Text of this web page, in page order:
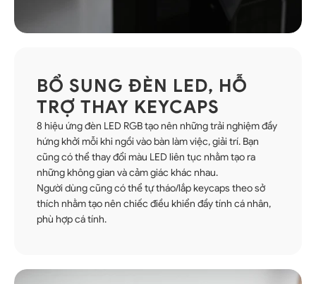
BỔ SUNG ĐÈN LED, HỖ
TRỢ THAY KEYCAPS
8 hiệu ứng đèn LED RGB tạo nên những trải nghiệm đầy
hứng khởi mỗi khi ngồi vào bàn làm việc, giải trí. Bạn
cũng có thể thay đổi màu LED liên tục nhằm tạo ra
những không gian và cảm giác khác nhau.
Người dùng cũng có thể tự tháo/lắp keycaps theo sở
thích nhằm tạo nên chiếc điều khiển đầy tính cá nhân,
phù hợp cá tính.